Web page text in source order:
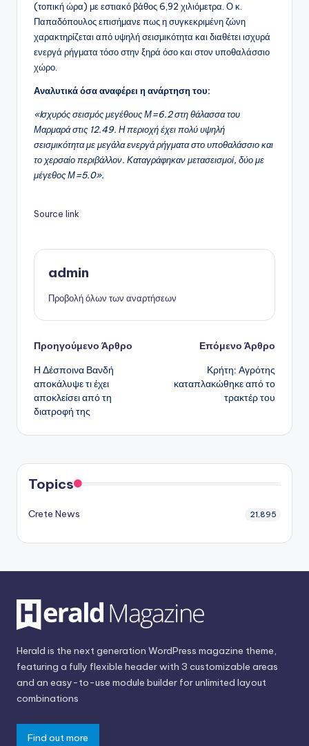
(τοπική ώρα) με εστιακό βάθος 6,92 χιλιόμετρα. Ο κ.
Παπαδόπουλος επισήμανε πως η συγκεκριμένη ζώνη
χαρακτηρίζεται από υψηλή σεισμικότητα και διαθέτει ισχυρά
ενεργά ρήγματα τόσο στην ξηρά όσο και στον υποθαλάσσιο
χώρο.
Αναλυτικά όσα αναφέρει η ανάρτηση του:
«Iσχυρός σεισμός μεγέθους Μ=6.2 στη θάλασσα του
Μαρμαρά στις 12.49. Η περιοχή έχει πολύ υψηλή
σεισμικότητα με μεγάλα ενεργά ρήγματα στο υποθαλάσσιο και
το χερσαίο περιβάλλον. Καταγράφηκαν μετασεισμοί, δύο με
μέγεθος Μ=5.0».
Source link
admin
Προβολή όλων των αναρτήσεων
Πλοήγηση
δημοσιεύσεων
Προηγούμενο Άρθρο
Η Δέσποινα Βανδή
αποκάλυψε τι έχει
αποκλείσει από τη
διατροφή της
Επόμενο Άρθρο
Κρήτη: Αγρότης
καταπλακώθηκε από το
τρακτέρ του
Topics
Crete News 21,895
Herald is the next generation WordPress magazine theme,
featuring a fully flexible header with 3 customizable areas
and an easy-to-use module builder for unlimited layout
combinations
Find out more